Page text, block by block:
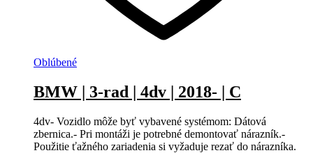
Oblúbené
BMW | 3-rad | 4dv | 2018- | C
4dv- Vozidlo môže byť vybavené systémom: Dátová
zbernica.- Pri montáži je potrebné demontovať nárazník.-
Použitie ťažného zariadenia si vyžaduje rezať do nárazníka.